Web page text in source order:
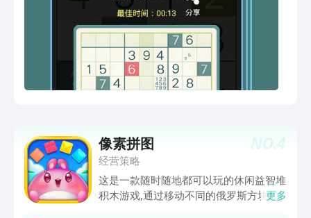
NO.4
像素拼图
经营策略
这是一款随时随地都可以玩的休闲益智堆
积木游戏,通过移动不同的俄罗斯方块成
更多